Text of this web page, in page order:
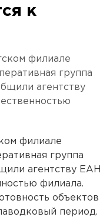
к
филиале
группа
агентству
филиале
группа
агентству ЕАН
филиала.
объектов
период.